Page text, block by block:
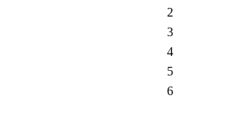
2
3
4
5
6